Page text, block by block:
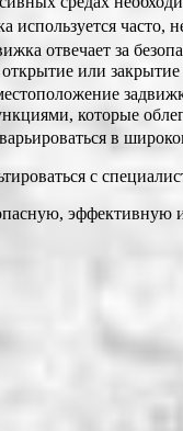
используется
отвечает за
или
которые
в
с
эффективную